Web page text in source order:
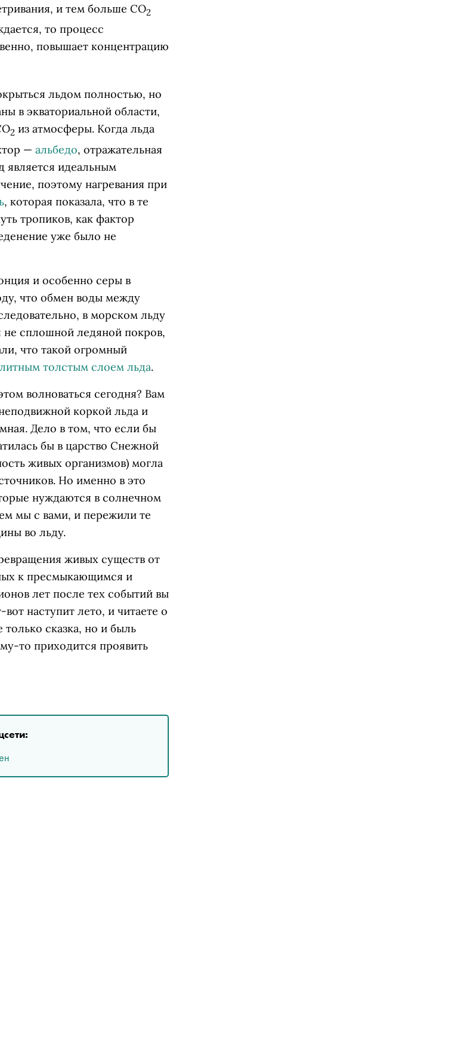
и тем больше СО2
то процесс
повышает концентрацию
льдом полностью, но
в экваториальной области,
2 из атмосферы. Когда льда
— альбедо, отражательная
является идеальным
поэтому нагревания при
, которая показала, что в те
тропиков, как фактор
уже было не
и особенно серы в
что обмен воды между
в морском льду
сплошной ледяной покров,
что такой огромный
толстым слоем льда.
волноваться сегодня? Вам
коркой льда и
Дело в том, что если бы
бы в царство Снежной
живых организмов) могла
Но именно в это
нуждаются в солнечном
мы с вами, и пережили те
во льду.
живых существ от
к пресмыкающимся и
лет после тех событий вы
наступит лето, и читаете о
сказка, но и быль
то приходится проявить